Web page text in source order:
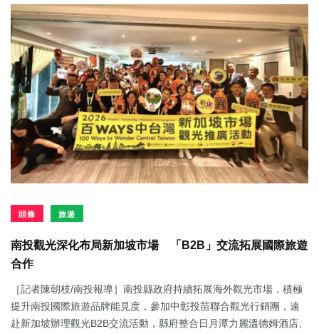
頭條 旅遊
南投觀光深化布局新加坡市場 「B2B」交流拓展國際旅遊
合作
［記者陳朝枝/南投報導］南投縣政府持續拓展海外觀光市場，積極
提升南投國際旅遊品牌能見度，參加中彰投苗聯合觀光行銷團，遠
赴新加坡辦理觀光B2B交流活動，縣府整合日月潭力麗溫德姆酒店、